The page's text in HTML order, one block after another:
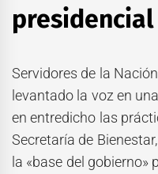
presidencial
Servidores de la
levantado la voz en
en entredicho las
Secretaría de
la «base del